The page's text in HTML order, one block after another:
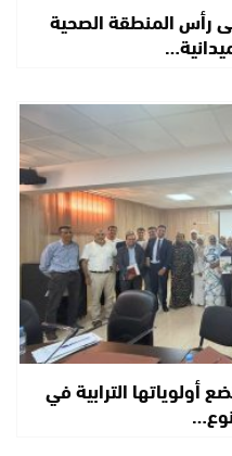
رأس المنطقة الصحية
أولوياتها الترابية في